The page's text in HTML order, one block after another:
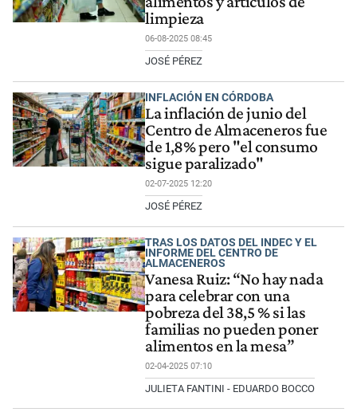
limpieza
06-08-2025 08:45
JOSÉ PÉREZ
INFLACIÓN EN CÓRDOBA
La inflación de junio del
Centro de Almaceneros fue
de 1,8% pero "el consumo
sigue paralizado"
02-07-2025 12:20
JOSÉ PÉREZ
TRAS LOS DATOS DEL INDEC Y EL
INFORME DEL CENTRO DE
ALMACENEROS
Vanesa Ruiz: “No hay nada
para celebrar con una
pobreza del 38,5 % si las
familias no pueden poner
alimentos en la mesa”
02-04-2025 07:10
JULIETA FANTINI - EDUARDO BOCCO